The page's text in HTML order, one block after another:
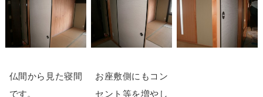
仏間から見た寝間
です。
お座敷側にもコン
セント等を増やし